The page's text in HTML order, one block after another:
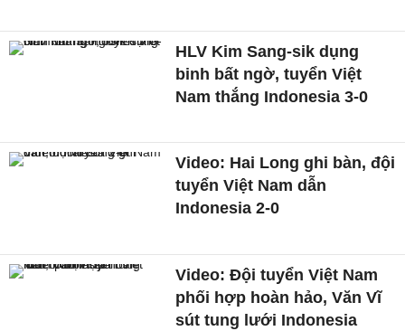
HLV Kim Sang-sik dụng
binh bất ngờ, tuyển Việt
Nam thắng Indonesia 3-0
Video: Hai Long ghi bàn, đội
tuyển Việt Nam dẫn
Indonesia 2-0
Video: Đội tuyển Việt Nam
phối hợp hoàn hảo, Văn Vĩ
sút tung lưới Indonesia